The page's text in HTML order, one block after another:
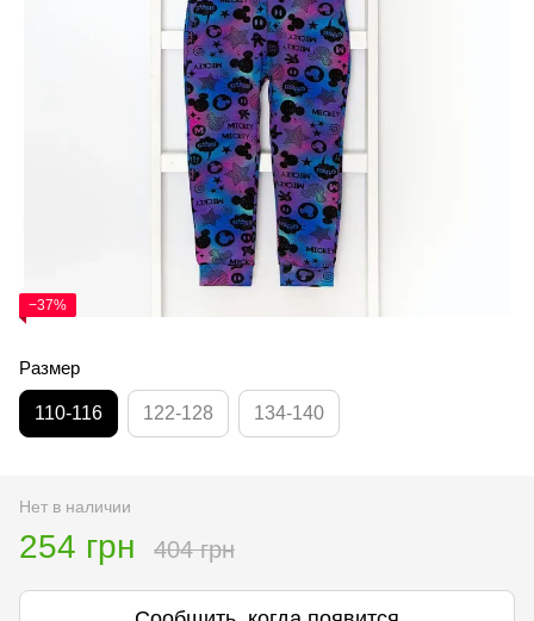
−37%
Размер
110-116 122-128 134-140
Нет в наличии
254 грн 404 грн